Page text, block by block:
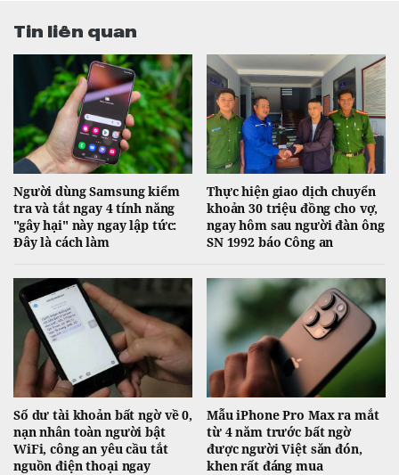
Tin liên quan
Người dùng Samsung kiểm
tra và tắt ngay 4 tính năng
"gây hại" này ngay lập tức:
Đây là cách làm
Thực hiện giao dịch chuyển
khoản 30 triệu đồng cho vợ,
ngay hôm sau người đàn ông
SN 1992 báo Công an
Số dư tài khoản bất ngờ về 0,
nạn nhân toàn người bật
WiFi, công an yêu cầu tắt
nguồn điện thoại ngay
Mẫu iPhone Pro Max ra mắt
từ 4 năm trước bất ngờ
được người Việt săn đón,
khen rất đáng mua